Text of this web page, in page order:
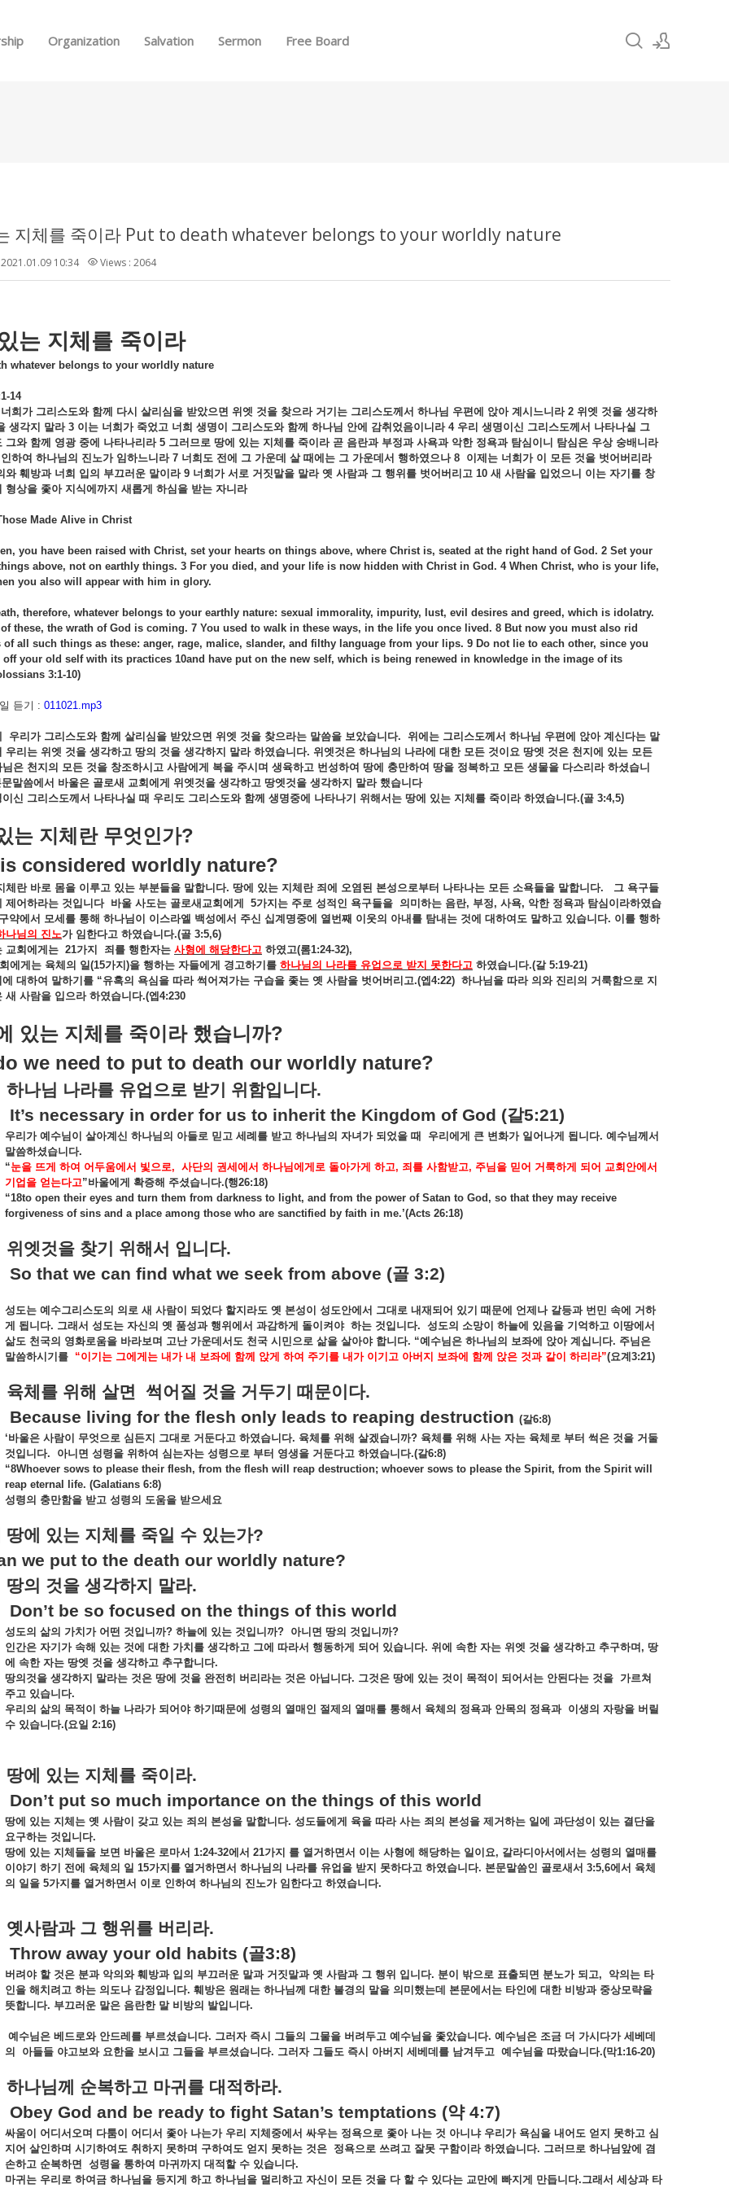
Organization Salvation Sermon Free Board
지체를 죽이라 Put to death whatever belongs to your worldly nature
2021.01.09 10:34 Views : 2064
는 지체를 죽이라
whatever belongs to your worldly nature
14
너희가 그리스도와 함께 다시 살리심을 받았으면 위엣 것을 찾으라 거기는 그리스도께서 하나님 우편에 앉아 계시느니라2 위엣 것을 생각하
생각지 말라3 이는 너희가 죽었고 너희 생명이 그리스도와 함께 하나님 안에 감취었음이니라4 우리 생명이신 그리스도께서 나타나실 그
그와 함께 영광 중에 나타나리라5 그러므로 땅에 있는 지체를 죽이라 곧 음란과 부정과 사욕과 악한 정욕과 탐심이니 탐심은 우상 숭배니라
인하여 하나님의 진노가 임하느니라7 너희도 전에 그 가운데 살 때에는 그 가운데서 행하였으나8 이제는 너희가 이 모든 것을 벗어버리라
와 훼방과 너희 입의 부끄러운 말이라9 너희가 서로 거짓말을 말라 옛 사람과 그 행위를 벗어버리고 10 새 사람을 입었으니 이는 자기를 창
형상을 좇아 지식에까지 새롭게 하심을 받는 자니라
Made Alive in Christ
you have been raised with Christ, set your hearts on things above, where Christ is, seated at the right hand of God. 2 Set your
above, not on earthly things. 3 For you died, and your life is now hidden with Christ in God. 4 When Christ, who is your life,
you also will appear with him in glory.
therefore, whatever belongs to your earthly nature: sexual immorality, impurity, lust, evil desires and greed, which is idolatry.
of these, the wrath of God is coming. 7 You used to walk in these ways, in the life you once lived. 8 But now you must also rid
of all such things as these: anger, rage, malice, slander, and filthy language from your lips. 9 Do not lie to each other, since you
off your old self with its practices 10and have put on the new self, which is being renewed in knowledge in the image of its
3:1-10)
듣기 : 011021.mp3
우리가 그리스도와 함께 살리심을 받았으면 위엣 것을 찾으라는 말씀을 보았습니다. 위에는 그리스도께서 하나님 우편에 앉아 계신다는 말
우리는 위엣 것을 생각하고 땅의 것을 생각하지 말라 하였습니다. 위엣것은 하나님의 나라에 대한 모든 것이요 땅엣 것은 천지에 있는 모든
님은 천지의 모든 것을 창조하시고 사람에게 복을 주시며 생육하고 번성하여 땅에 충만하여 땅을 정복하고 모든 생물을 다스리라 하셨습니
문말씀에서 바울은 골로새 교회에게 위엣것을 생각하고 땅엣것을 생각하지 말라 했습니다
신 그리스도께서 나타나실 때 우리도 그리스도와 함께 생명중에 나타나기 위해서는 땅에 있는 지체를 죽이라 하였습니다.(골 3:4,5)
는 지체란 무엇인가?
considered worldly nature?
체란 바로 몸을 이루고 있는 부분들을 말합니다. 땅에 있는 지체란 죄에 오염된 본성으로부터 나타나는 모든 소욕들을 말합니다. 그 욕구들
제어하라는 것입니다 바울 사도는 골로새교회에게 5가지는 주로 성적인 욕구들을 의미하는 음란, 부정, 사욕, 악한 정욕과 탐심이라하였습
구약에서 모세를 통해 하나님이 이스라엘 백성에서 주신 십계명중에 열번째 이웃의 아내를 탐내는 것에 대하여도 말하고 있습니다. 이를 행하
나님의 진노가 임한다고 하였습니다.(골 3:5,6)
교회에게는 21가지 죄를 행한자는 사형에 해당한다고 하였고(롬1:24-32),
에게는 육체의 일(15가지 )을 행하는 자들에게 경고하기를 하나님의 나라를 유업으로 받지 못한다고 하였습니다.(갈5:19-21)
대하여 말하기를 “유혹의 욕심을 따라 썩어져가는 구습을 좇는 옛 사람을 벗어버리고.(엡4:22) 하나님을 따라 의와 진리의 거룩함으로 지
새 사람을 입으라 하였습니다.(엡4:230
있는 지체를 죽이라 했습니까?
we need to put to death our worldly nature?
하나님 나라를 유업으로 받기 위함입니다.
necessary in order for us to inherit the Kingdom of God (갈5:21)
우리가 예수님이 살아계신 하나님의 아들로 믿고 세례를 받고 하나님의 자녀가 되었을 때 우리에게 큰 변화가 일어나게 됩니다. 예수님께서
말씀하셨습니다.
“눈을 뜨게 하여 어두움에서 빛으로, 사단의 권세에서 하나님에게로 돌아가게 하고, 죄를 사함받고, 주님을 믿어 거룩하게 되어 교회안에서
기업을 얻는다고”바울에게 확증해 주셨습니다.(행26:18)
“18to open their eyes and turn them from darkness to light, and from the power of Satan to God, so that they may receive
forgiveness of sins and a place among those who are sanctified by faith in me.’(Acts 26:18)
위엣것을 찾기 위해서 입니다.
that we can find what we seek from above (골 3:2)
성도는 예수그리스도의 의로 새 사람이 되었다 할지라도 옛 본성이 성도안에서 그대로 내재되어 있기 때문에 언제나 갈등과 번민 속에
거하
게
됩니다. 그래서 성도는 자신의 옛 품성과 행위에서 과감하게 돌이켜야 하는 것입니다. 성도의 소망이 하늘에 있음을 기억하고 이땅에서
삶도 천국의 영화로움을 바라보며 고난 가운데서도 천국 시민으로 삶을 살아야 합니다. “예수님은 하나님의 보좌에 앉아 계십니다. 주님은
말씀하시기를 “이기는 그에게는 내가 내 보좌에 함께 앉게 하여 주기를 내가 이기고 아버지 보좌에 함께 앉은 것과 같이 하리라”(요계 3:21)
육체를 위해 살면 썩어질 것을 거두기 때문이다.
living for the flesh only leads to reaping destruction (갈6:8)
‘바울은 사람이 무엇으로 심든지 그대로 거둔다고 하였습니다. 육체를 위해 살겠습니까? 육체를 위해 사는 자는 육체로 부터 썩은 것을 거둘
것입니다. 아니면 성령을 위하여 심는자는 성령으로 부터 영생을 거둔다고 하였습니다.(갈6:8)
“8Whoever sows to please their flesh, from the flesh will reap destruction; whoever sows to please the Spirit, from the Spirit will
reap eternal life. (Galatians 6:8)
성령의 충만함을 받고 성령의 도움을 받으세요
땅에 있는 지체를 죽일 수 있는가?
we put to the death our worldly nature?
땅의 것을 생각하지 말라.
be so focused on the things of this world
성도의 삶의 가치가 어떤 것입니까? 하늘에 있는 것입니까? 아니면 땅의 것입니까?
인간은 자기가 속해 있는 것에 대한 가치를 생각하고 그에 따라서 행동하게 되어 있습니다. 위에 속한 자는 위엣 것을 생각하고 추구하며 , 땅
에
속한 자는 땅엣 것을 생각하고 추구합니다.
땅의것을 생각하지 말라는 것은 땅에 것을 완전히 버리라는 것은 아닙니다. 그것은 땅에 있는 것이 목적이 되어서는 안된다는 것을 가르쳐
주고 있습니다.
우리의 삶의 목적이 하늘 나라가 되어야 하기때문에 성령의 열매인 절제의 열매를 통해서 육체의 정욕과 안목의 정욕과 이생의 자랑을 버릴
수 있습니다.(요일 2:16)
땅에 있는 지체를 죽이라.
put so much importance on the things of this world
땅에 있는 지체는 옛 사람이 갖고 있는 죄의 본성을 말합니다. 성도들에게 육을 따라 사는 죄의 본성을 제거하는 일에 과단성이 있는 결단을
요구하는 것입니다.
땅에
있는 지체들을 보면 바울은 로마서 1:24-32에서 21가지 를 열거하면서 이는 사형에 해당하는 일이요, 갈라디아서에서는 성령의 열매를
이야기 하기 전에 육체의 일 15가지를 열거하면서 하나님의 나라를 유업을 받지 못하다고 하였습니다. 본문말씀인 골로새서 3:5,6에서 육체
의 일을 5가지를 열거하면서 이로 인하여 하나님의 진노가 임한다고 하였습니다.
옛사람과 그 행위를 버리라.
away your old habits (골3:8)
버려야 할 것은 분과 악의와 훼방과 입의 부끄러운 말과 거짓말과 옛 사람과 그 행위 입니다. 분이 밖으로 표출되면 분노가 되고, 악의는 타
인을 해치려고 하는 의도나 감정입니다. 훼방은 원래는 하나님께 대한 불경의 말을 의미했는데 본문에서는 타인에 대한 비방과 중상모략을
뜻합니다. 부끄러운 말은 음란한 말 비방의 발입니다.
예수님은 베드로와 안드레를 부르셨습니다. 그러자 즉시 그들의 그물을 버려두고 예수님을 좇았습니다. 예수님은 조금 더 가시다가 세베데
의
아들들 야고보와 요한을 보시고 그들을 부르셨습니다. 그러자 그들도 즉시 아버지 세베데를 남겨두고 예수님을 따랐습니다.(막1:16-20)
하나님께 순복하고 마귀를 대적하라.
God and be ready to fight Satan’s temptations (약4:7)
싸움이 어디서오며 다툼이 어디서 좇아 나는가 우리 지체중에서 싸우는 정욕으로 좇아 나는 것 아니냐 우리가 욕심을 내어도 얻지 못하고 심
지어 살인하며 시기하여도 취하지 못하며 구하여도 얻지 못하는 것은 정욕으로 쓰려고 잘못 구함이라 하였습니다. 그러므로 하나님앞에
겸
손하고 순복하면 성령을 통하여 마귀까지 대적할 수 있습니다.
마귀는 우리로 하여금 하나님을 등지게 하고 하나님을 멀리하고 자신이 모든 것을 다 할 수 있다는 교만에 빠지게 만듭니다.그래서 세상과 타